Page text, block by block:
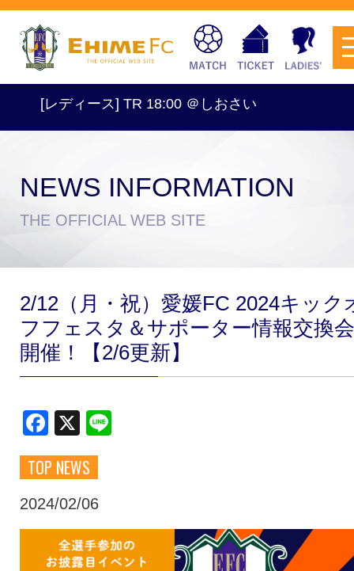
試合日程・結果 アクセス
クラブ・会社情報 レディース
ファンクラブ
チケットを購入
トップチーム アカデミー
ース] TR 18:00 ＠しおさい
NEWS INFORMATION
THE OFFICIAL WEB SITE
2/12（月・祝）愛媛FC 2024キック
フフェスタ＆サポーター情報交換会
開催！【2/6更新】
Facebook
X
TOP NEWS
2024/02/06